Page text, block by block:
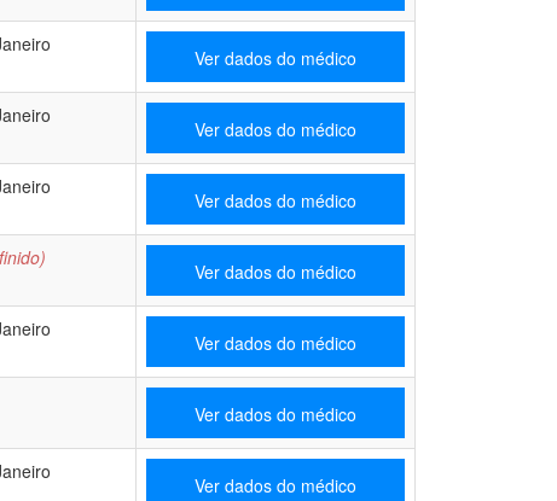
Ver dados do médico
Ver dados do médico
Ver dados do médico
Ver dados do médico
Ver dados do médico
Ver dados do médico
Ver dados do médico